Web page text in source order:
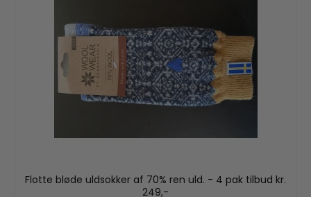
Flotte bløde uldsokker af 70% ren uld. - 4 pak tilbud kr.
249,-